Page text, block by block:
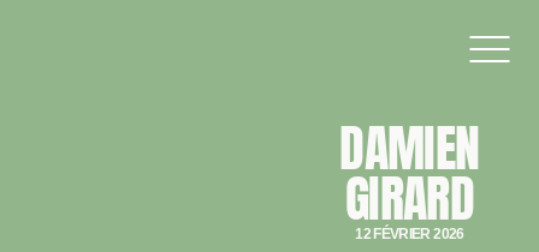
DAMIEN
GIRARD
12 FÉVRIER 2026